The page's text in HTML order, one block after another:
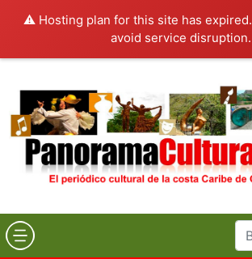
⚠️ Hosting plan for this site has expired.
avoid service disruption.